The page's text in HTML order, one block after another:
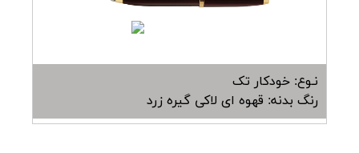
نـوع: خودکار تک
رنگ بدنه: قهوه ای لاکی گیره زرد